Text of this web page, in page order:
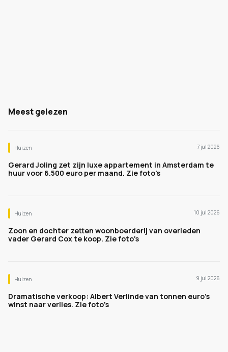
Meest gelezen
Huizen 7 jul 2026
Gerard Joling zet zijn luxe appartement in Amsterdam te
huur voor 6.500 euro per maand. Zie foto's
Huizen 10 jul 2026
Zoon en dochter zetten woonboerderij van overleden
vader Gerard Cox te koop. Zie foto's
Huizen 9 jul 2026
Dramatische verkoop: Albert Verlinde van tonnen euro's
winst naar verlies. Zie foto's